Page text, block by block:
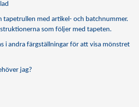
tapetrullen med artikel- och batchnummer.
som följer med tapeten.
i andra färgställningar för att visa mönstret
jag?